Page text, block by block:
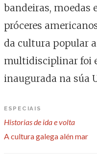
bandeiras, moedas
próceres
da cultura popular
multidisciplinar foi
inaugurada na súa
ESPECIAIS
Historias de ida e volta
A cultura galega alén mar